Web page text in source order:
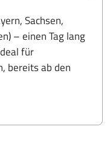
Sachsen,
– einen Tag lang
für
bereits ab den